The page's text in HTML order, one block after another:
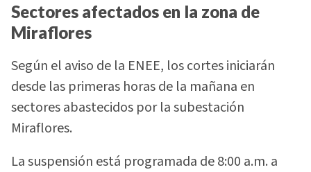
Sectores afectados en la zona de
Miraflores
Según el aviso de la ENEE, los cortes iniciarán
desde las primeras horas de la mañana en
sectores abastecidos por la subestación
Miraflores.
La suspensión está programada de 8:00 a.m. a